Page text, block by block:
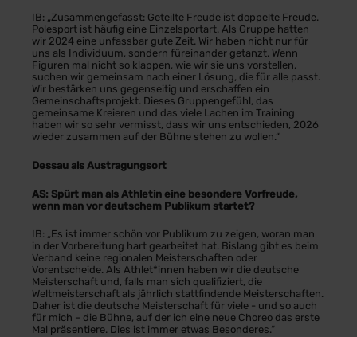
IB: „Zusammengefasst: Geteilte Freude ist doppelte Freude.
Polesport ist häufig eine Einzelsportart. Als Gruppe hatten
wir 2024 eine unfassbar gute Zeit. Wir haben nicht nur für
uns als Individuum, sondern füreinander getanzt. Wenn
Figuren mal nicht so klappen, wie wir sie uns vorstellen,
suchen wir gemeinsam nach einer Lösung, die für alle passt.
Wir bestärken uns gegenseitig und erschaffen ein
Gemeinschaftsprojekt. Dieses Gruppengefühl, das
gemeinsame Kreieren und das viele Lachen im Training
haben wir so sehr vermisst, dass wir uns entschieden, 2026
wieder zusammen auf der Bühne stehen zu wollen.“
Dessau als Austragungsort
AS: Spürt man als Athletin eine besondere Vorfreude,
wenn man vor deutschem Publikum startet?
IB: „Es ist immer schön vor Publikum zu zeigen, woran man
in der Vorbereitung hart gearbeitet hat. Bislang gibt es beim
Verband keine regionalen Meisterschaften oder
Vorentscheide. Als Athlet*innen haben wir die deutsche
Meisterschaft und, falls man sich qualifiziert, die
Weltmeisterschaft als jährlich stattfindende Meisterschaften.
Daher ist die deutsche Meisterschaft für viele - und so auch
für mich – die Bühne, auf der ich eine neue Choreo das erste
Mal präsentiere. Dies ist immer etwas Besonderes.“